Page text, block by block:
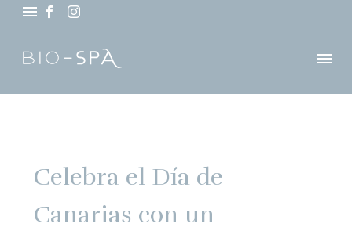
Celebra el Día de
Canarias con un